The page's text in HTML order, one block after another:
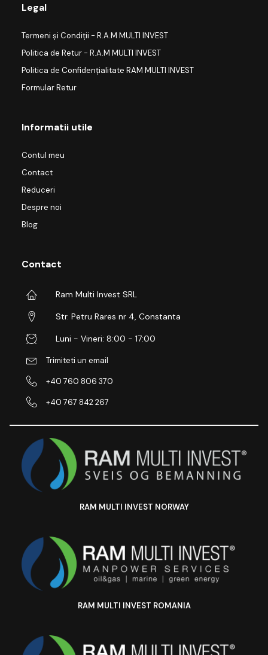
Legal
Termeni și Condiții - R.A.M MULTI INVEST
Politica de Retur - R.A.M MULTI INVEST
Politica de Confidențialitate RAM MULTI INVEST
Formular Retur
Informatii utile
Contul meu
Contact
Reduceri
Despre noi
Blog
Contact
Ram Multi Invest SRL
Str. Petru Rares nr 4, Constanta
Luni - Vineri: 8:00 - 17:00
Trimiteti un email
+40 760 806 370
+40 767 842 267
RAM MULTI INVEST NORWAY
RAM MULTI INVEST ROMANIA